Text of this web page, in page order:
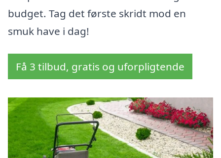
budget. Tag det første skridt mod en
smuk have i dag!
Få 3 tilbud, gratis og uforpligtende